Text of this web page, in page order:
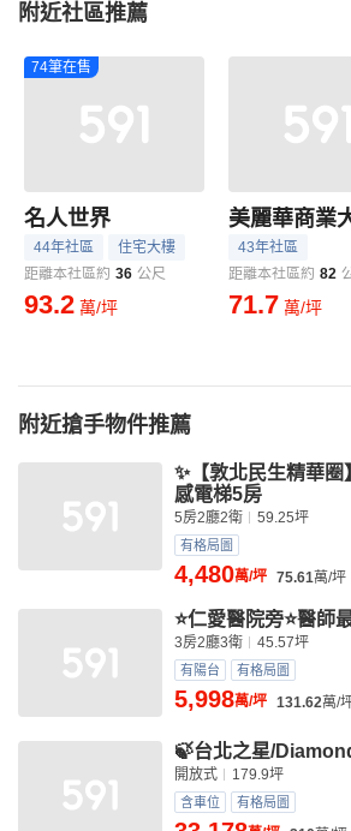
附近社區推薦
74筆在售
名人世界
44年社區
住宅大樓
距離本社區約 36 公尺
93.2 萬/坪
美麗華商業
43年社區
距離本社區約 82
71.7 萬/坪
附近搶手物件推薦
✨【敦北民生精華
感電梯5房
5房2廳2衛 59.25坪
有格局圖
4,480萬/坪 75.61萬/坪
⭐仁愛醫院旁⭐醫師
3房2廳3衛 45.57坪
有陽台 有格局圖
5,998萬/坪 131.62萬/
🍃台北之星/
開放式 179.9坪
含車位 有格局圖